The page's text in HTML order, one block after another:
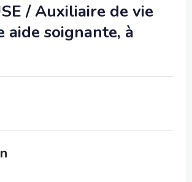
/ Auxiliaire de vie
aide soignante, à